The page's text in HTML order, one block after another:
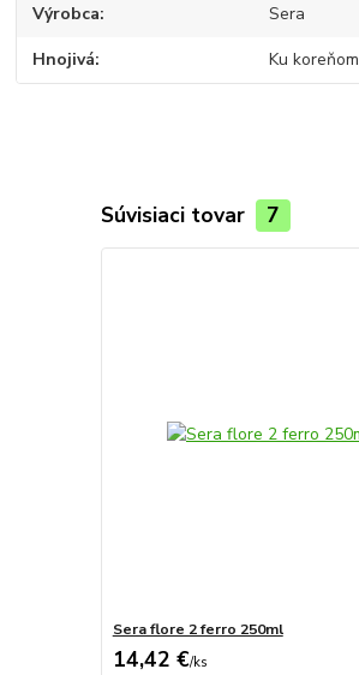
Výrobca Sera
Hnojivá Ku koreňom
Súvisiaci tovar 7
Sera flore 2 ferro 250ml
14,42 €/ks